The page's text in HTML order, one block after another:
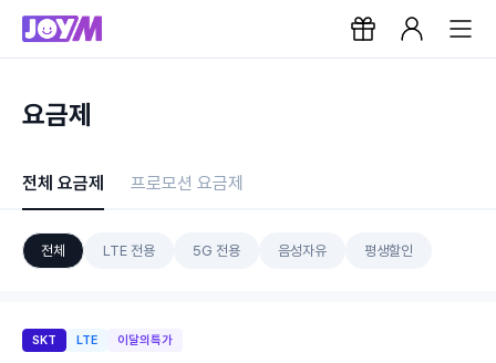
요금제
전체 요금제 프로모션 요금제
전체 LTE 전용 5G 전용 음성자유 평생할인
SKT LTE 이달의특가